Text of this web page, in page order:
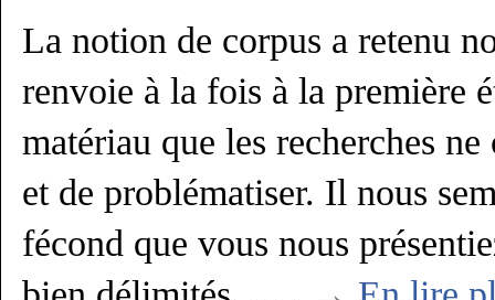
La notion de corpus a retenu
renvoie à la fois à la première
matériau que les recherches
et de problématiser. Il nous
fécond que vous nous